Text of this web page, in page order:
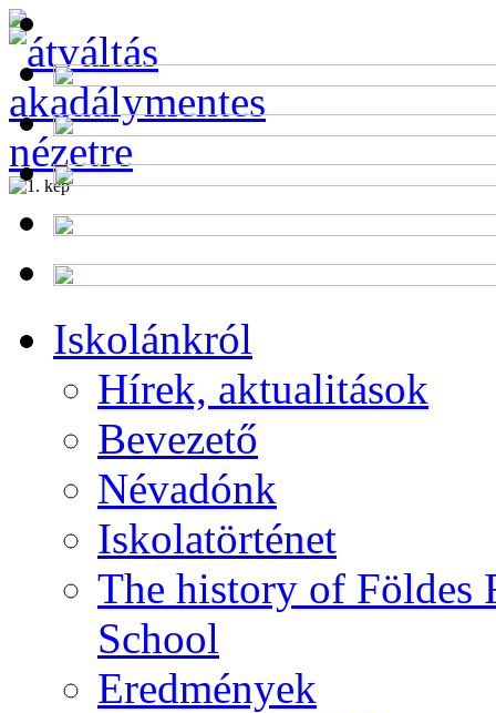
Iskolánkról
Hírek, aktualitások
Bevezető
Névadónk
Iskolatörténet
The history of Földes
School
Eredmények
Program